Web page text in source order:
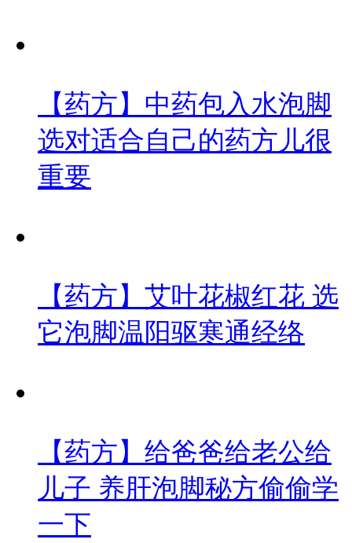
【药方】中药包入水泡脚
选对适合自己的药方儿很
重要
【药方】艾叶花椒红花 选
它泡脚温阳驱寒通经络
【药方】给爸爸给老公给
儿子 养肝泡脚秘方偷偷学
一下